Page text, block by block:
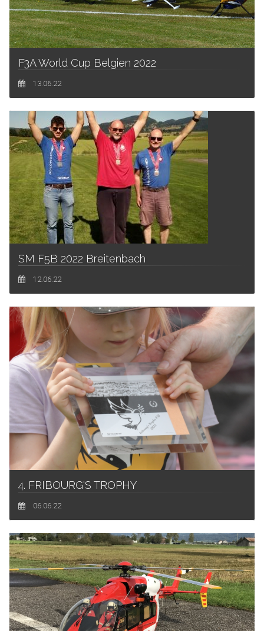
F3A World Cup Belgien 2022
13.06.22
SM F5B 2022 Breitenbach
12.06.22
4. FRIBOURG'S TROPHY
06.06.22